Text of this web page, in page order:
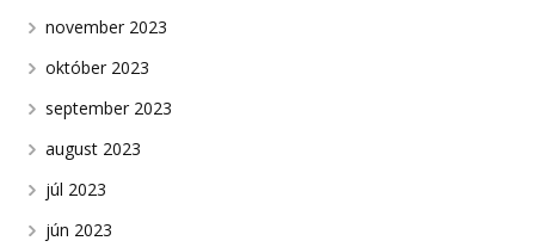
november 2023
október 2023
september 2023
august 2023
júl 2023
jún 2023